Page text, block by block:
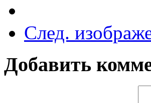
След.
Добавить